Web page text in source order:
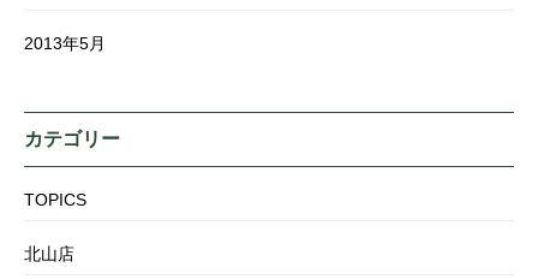
2013年5月
カテゴリー
TOPICS
北山店